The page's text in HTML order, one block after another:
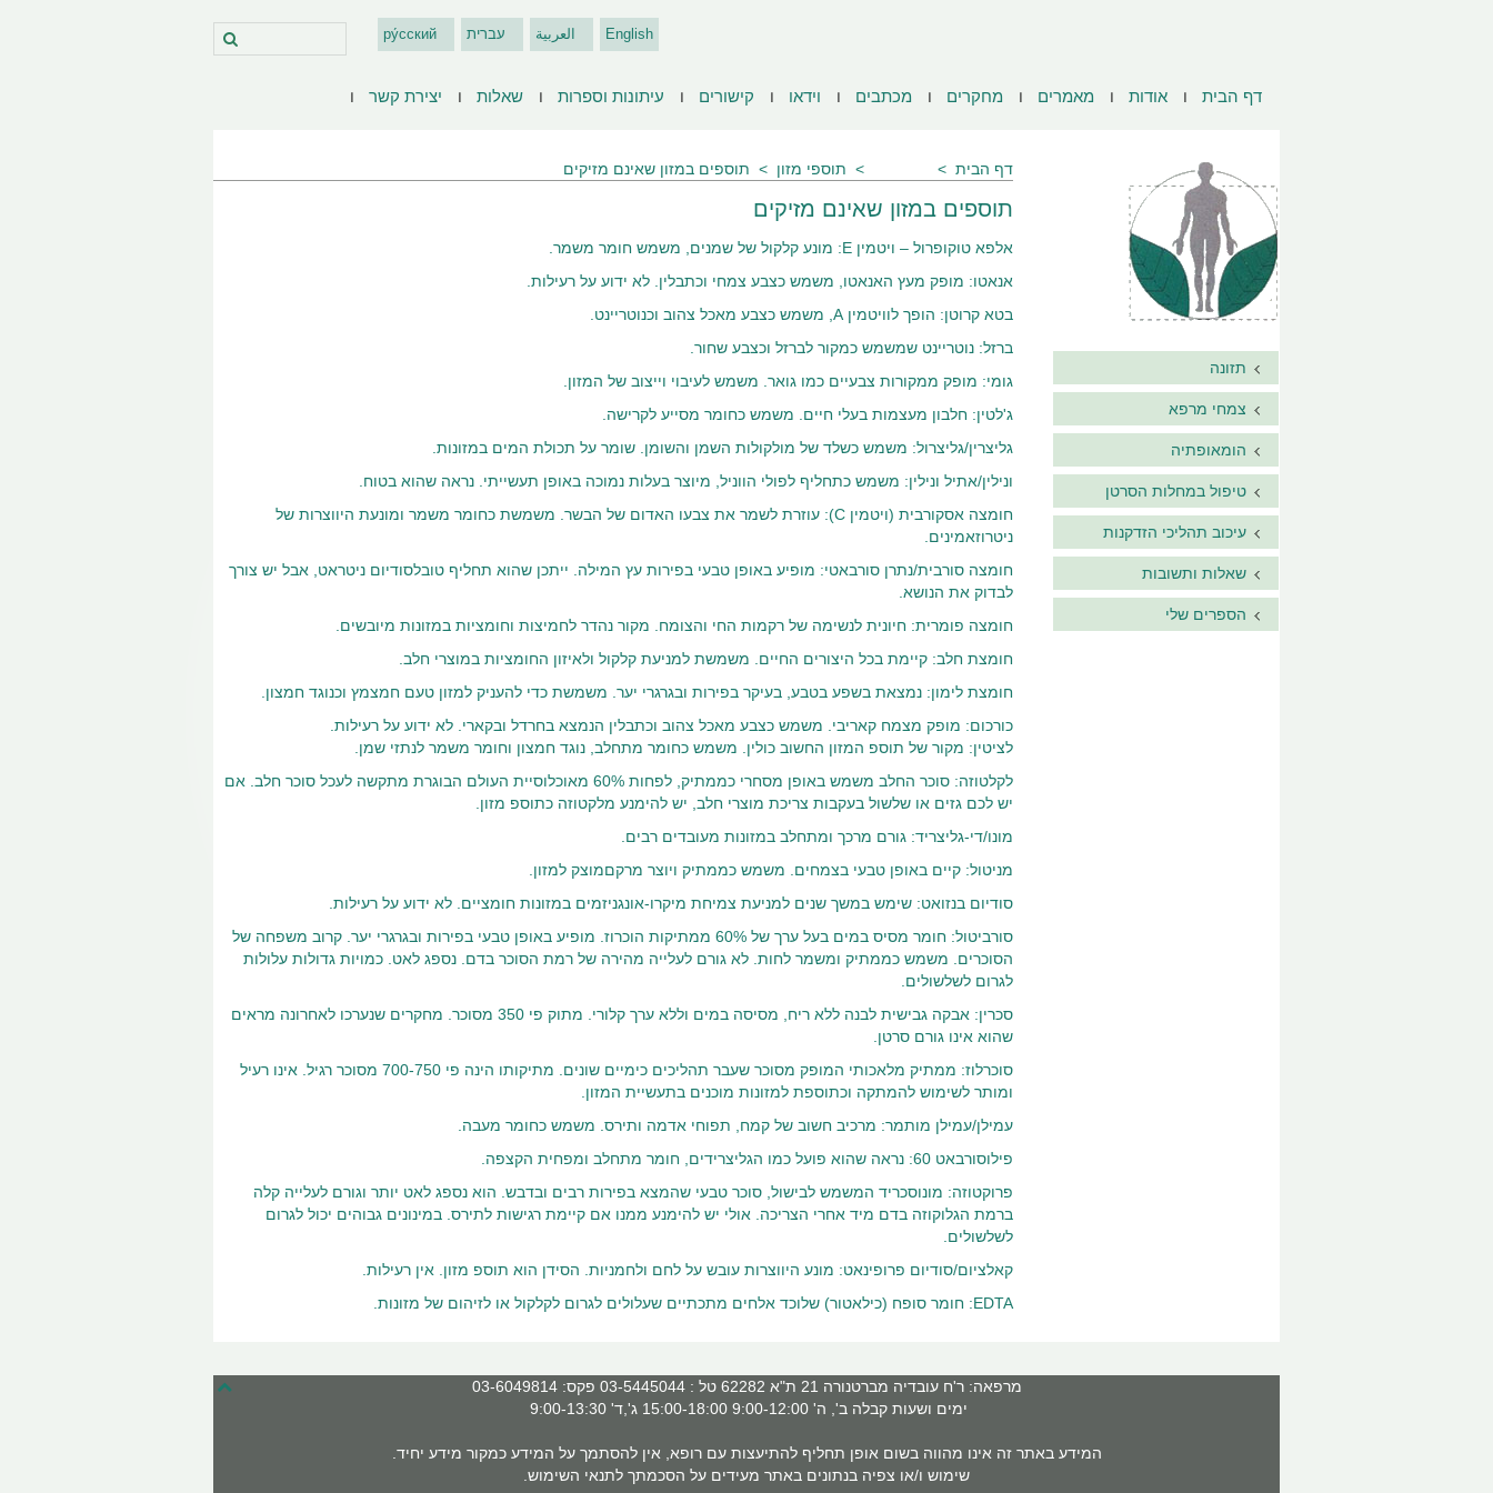
English العربية עברית ру́сский
דף הבית אודות מאמרים מחקרים מכתבים וידאו קישורים עיתונות וספרות שאלות יצירת קשר
דף הבית תוספי מזון תוספים במזון שאינם מזיקים
תוספים במזון שאינם מזיקים
אלפא טוקופרול – ויטמין E: מונע קלקול של שמנים, משמש חומר משמר.
אנאטו: מופק מעץ האנאטו, משמש כצבע צמחי וכתבלין. לא ידוע על רעילות.
בטא קרוטן: הופך לוויטמין A, משמש כצבע מאכל צהוב וכנוטריינט.
ברזל: נוטריינט שמשמש כמקור לברזל וכצבע שחור.
גומי: מופק ממקורות צבעיים כמו גואר. משמש לעיבוי וייצוב של המזון.
ג'לטין: חלבון מעצמות בעלי חיים. משמש כחומר מסייע לקרישה.
גליצרין/גליצרול: משמש כשלד של מולקולות השמן והשומן. שומר על תכולת המים במזונות.
ונילין/אתיל ונילין: משמש כתחליף לפולי הווניל, מיוצר בעלות נמוכה באופן תעשייתי. נראה שהוא בטוח.
חומצה אסקורבית (ויטמין C): עוזרת לשמר את צבעו האדום של הבשר. משמשת כחומר משמר ומונעת היווצרות של
ניטרוזאמינים.
חומצה סורבית/נתרן סורבאטי: מופיע באופן טבעי בפירות עץ המילה. ייתכן שהוא תחליף טובלסודיום ניטראט, אבל יש צורך
לבדוק את הנושא.
חומצה פומרית: חיונית לנשימה של רקמות החי והצומח. מקור נהדר לחמיצות וחומציות במזונות מיובשים.
חומצת חלב: קיימת בכל היצורים החיים. משמשת למניעת קלקול ולאיזון החומציות במוצרי חלב.
חומצת לימון: נמצאת בשפע בטבע, בעיקר בפירות ובגרגרי יער. משמשת כדי להעניק למזון טעם חמצמץ וכנוגד חמצון.
כורכום: מופק מצמח קאריבי. משמש כצבע מאכל צהוב וכתבלין הנמצא בחרדל ובקארי. לא ידוע על רעילות.
לציטין: מקור של תוספ המזון החשוב כולין. משמש כחומר מתחלב, נוגד חמצון וחומר משמר לנתזי שמן.
לקלטוזה: סוכר החלב משמש באופן מסחרי כממתיק, לפחות 60% מאוכלוסיית העולם הבוגרת מתקשה לעכל סוכר חלב. אם
יש לכם גזים או שלשול בעקבות צריכת מוצרי חלב, יש להימנע מלקטוזה כתוספ מזון.
מונו/די-גליצריד: גורם מרכך ומתחלב במזונות מעובדים רבים.
מניטול: קיים באופן טבעי בצמחים. משמש כממתיק ויוצר מרקםמוצק למזון.
סודיום בנזואט: שימש במשך שנים למניעת צמיחת מיקרו-אונגניזמים במזונות חומציים. לא ידוע על רעילות.
סורביטול: חומר מסיס במים בעל ערך של 60% ממתיקות הוכרוז. מופיע באופן טבעי בפירות ובגרגרי יער. קרוב משפחה של
הסוכרים. משמש כממתיק ומשמר לחות. לא גורם לעלייה מהירה של רמת הסוכר בדם. נספג לאט. כמויות גדולות עלולות
לגרום לשלשולים.
סכרין: אבקה גבישית לבנה ללא ריח, מסיסה במים וללא ערך קלורי. מתוק פי 350 מסוכר. מחקרים שנערכו לאחרונה מראים
שהוא אינו גורם סרטן.
סוכרלוז: ממתיק מלאכותי המופק מסוכר שעבר תהליכים כימיים שונים. מתיקותו הינה פי 700-750 מסוכר רגיל. אינו רעיל
ומותר לשימוש להמתקה וכתוספת למזונות מוכנים בתעשיית המזון.
עמילן/עמילן מותמר: מרכיב חשוב של קמח, תפוחי אדמה ותירס. משמש כחומר מעבה.
פילוסורבאט 60: נראה שהוא פועל כמו הגליצרידים, חומר מתחלב ומפחית הקצפה.
פרוקטוזה: מונוסכריד המשמש לבישול, סוכר טבעי שהמצא בפירות רבים ובדבש. הוא נספג לאט יותר וגורם לעלייה קלה
ברמת הגלוקוזה בדם מיד אחרי הצריכה. אולי יש להימנע ממנו אם קיימת רגישות לתירס. במינונים גבוהים יכול לגרום
לשלשולים.
קאלציום/סודיום פרופינאט: מונע היווצרות עובש על לחם ולחמניות. הסידן הוא תוספ מזון. אין רעילות.
EDTA: חומר סופח (כילאטור) שלוכד אלחים מתכתיים שעלולים לגרום לקלקול או לזיהום של מזונות.
תזונה
צמחי מרפא
הומאופתיה
טיפול במחלות הסרטן
עיכוב תהליכי הזדקנות
שאלות ותשובות
הספרים שלי
מרפאה: ר'ח עובדיה מברטנורה 21 ת"א 62282 טל : 03-5445044 פקס: 03-6049814
ימים ושעות קבלה ב', ה' 9:00-12:00 15:00-18:00 ג',ד' 9:00-13:30
המידע באתר זה אינו מהווה בשום אופן תחליף להתיעצות עם רופא, אין להסתמך על המידע כמקור מידע יחיד.
שימוש ו/או צפיה בנתונים באתר מעידים על הסכמתך לתנאי השימוש.